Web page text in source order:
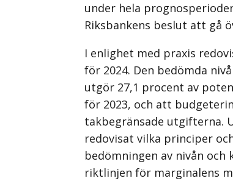
under hela
Riksbankens beslut att gå
I enlighet med praxis
för 2024. Den bedömda
utgör 27,1 procent av
för 2023, och att
takbegränsade utgifterna.
redovisat vilka principer
bedömningen av nivån
riktlinjen för marginalens